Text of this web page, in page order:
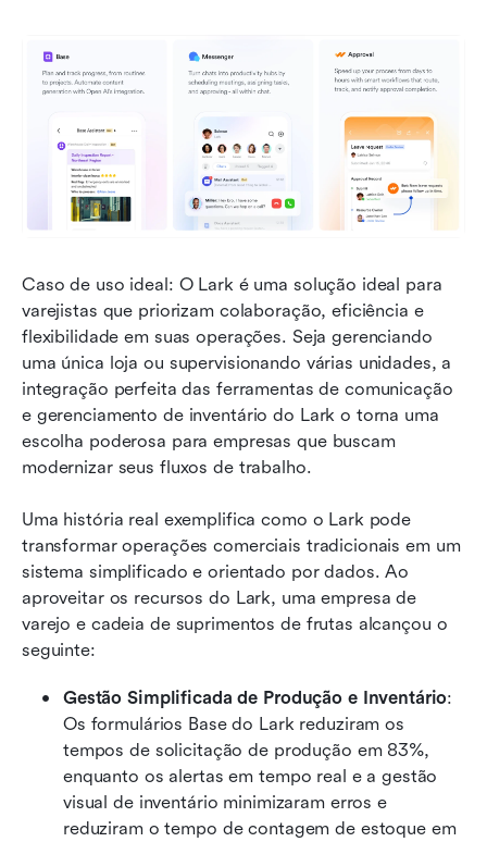
Caso de uso ideal: O Lark é uma solução ideal para
varejistas que priorizam colaboração, eficiência e
flexibilidade em suas operações. Seja gerenciando
uma única loja ou supervisionando várias unidades, a
integração perfeita das ferramentas de comunicação
e gerenciamento de inventário do Lark o torna uma
escolha poderosa para empresas que buscam
modernizar seus fluxos de trabalho.
Uma história real exemplifica como o Lark pode
transformar operações comerciais tradicionais em um
sistema simplificado e orientado por dados. Ao
aproveitar os recursos do Lark, uma empresa de
varejo e cadeia de suprimentos de frutas alcançou o
seguinte:
Gestão Simplificada de Produção e Inventário:
Os formulários Base do Lark reduziram os
tempos de solicitação de produção em 83%,
enquanto os alertas em tempo real e a gestão
visual de inventário minimizaram erros e
reduziram o tempo de contagem de estoque em